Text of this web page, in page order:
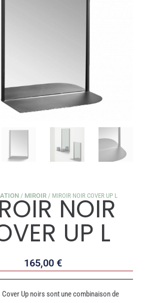
/ MIROIR / MIROIR NOIR COVER UP L
NOIR
UP L
165,00 €
Up noirs sont une combinaison de